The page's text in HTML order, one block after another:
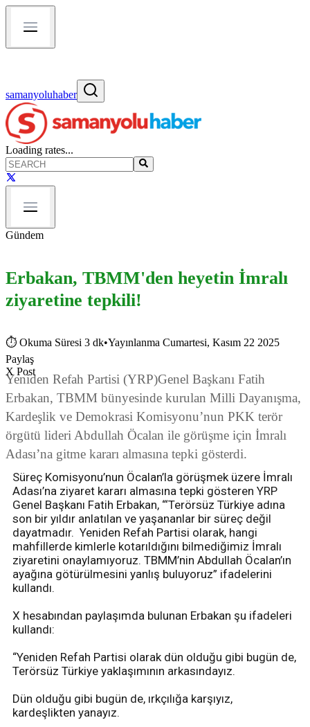
samanyoluhaber
Loading rates...
Gündem
Erbakan, TBMM'den heyetin İmralı
ziyaretine tepkili!
⏱ Okuma Süresi 3 dk•Yayınlanma Cumartesi, Kasım 22 2025
Paylaş
X Post
Yeniden Refah Partisi (YRP)Genel Başkanı Fatih
Erbakan, TBMM bünyesinde kurulan Milli Dayanışma,
Kardeşlik ve Demokrasi Komisyonu’nun PKK terör
örgütü lideri Abdullah Öcalan ile görüşme için İmralı
Adası’na gitme kararı almasına tepki gösterdi.
Süreç Komisyonu’nun Öcalan’la görüşmek üzere İmralı
Adası’na ziyaret kararı almasına tepki gösteren YRP
Genel Başkanı Fatih Erbakan, “‘Terörsüz Türkiye adına
son bir yıldır anlatılan ve yaşananlar bir süreç değil
dayatmadır. Yeniden Refah Partisi olarak, hangi
mahfillerde kimlerle kotarıldığını bilmediğimiz İmralı
ziyaretini onaylamıyoruz. TBMM’nin Abdullah Öcalan’ın
ayağına götürülmesini yanlış buluyoruz” ifadelerini
kullandı.
X hesabından paylaşımda bulunan Erbakan şu ifadeleri
kullandı:
“Yeniden Refah Partisi olarak dün olduğu gibi bugün de,
Terörsüz Türkiye yaklaşımının arkasındayız.
Dün olduğu gibi bugün de, ırkçılığa karşıyız,
kardeşlikten yanayız.